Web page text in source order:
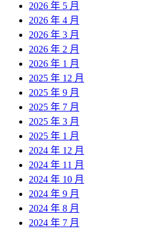
2026 年 5 月
2026 年 4 月
2026 年 3 月
2026 年 2 月
2026 年 1 月
2025 年 12 月
2025 年 9 月
2025 年 7 月
2025 年 3 月
2025 年 1 月
2024 年 12 月
2024 年 11 月
2024 年 10 月
2024 年 9 月
2024 年 8 月
2024 年 7 月